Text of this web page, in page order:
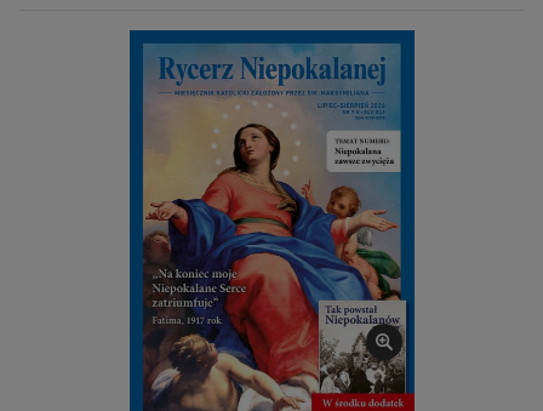
darmowe wydania
hobby, sport, rozrywka
komputery, internet, technologie, informatyka
kobiece, lifestyle, kultura
polityka, społeczno-informacyjne
psychologiczne
popularno-naukowe